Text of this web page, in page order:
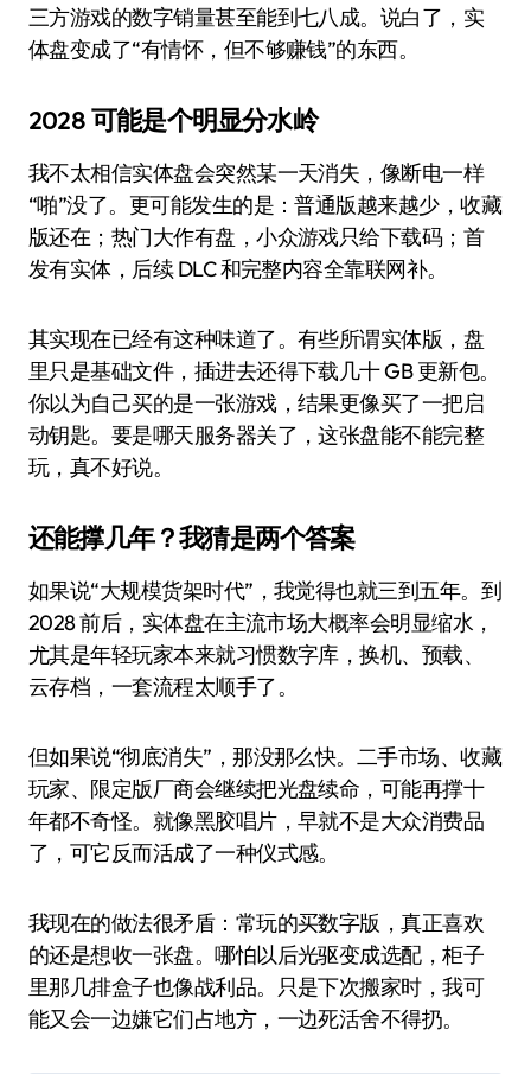
三方游戏的数字销量甚至能到七八成。说白了，实
体盘变成了“有情怀，但不够赚钱”的东西。
2028 可能是个明显分水岭
我不太相信实体盘会突然某一天消失，像断电一样
“啪”没了。更可能发生的是：普通版越来越少，收藏
版还在；热门大作有盘，小众游戏只给下载码；首
发有实体，后续 DLC 和完整内容全靠联网补。
其实现在已经有这种味道了。有些所谓实体版，盘
里只是基础文件，插进去还得下载几十 GB 更新包。
你以为自己买的是一张游戏，结果更像买了一把启
动钥匙。要是哪天服务器关了，这张盘能不能完整
玩，真不好说。
还能撑几年？我猜是两个答案
如果说“大规模货架时代”，我觉得也就三到五年。到
2028 前后，实体盘在主流市场大概率会明显缩水，
尤其是年轻玩家本来就习惯数字库，换机、预载、
云存档，一套流程太顺手了。
但如果说“彻底消失”，那没那么快。二手市场、收藏
玩家、限定版厂商会继续把光盘续命，可能再撑十
年都不奇怪。就像黑胶唱片，早就不是大众消费品
了，可它反而活成了一种仪式感。
我现在的做法很矛盾：常玩的买数字版，真正喜欢
的还是想收一张盘。哪怕以后光驱变成选配，柜子
里那几排盒子也像战利品。只是下次搬家时，我可
能又会一边嫌它们占地方，一边死活舍不得扔。